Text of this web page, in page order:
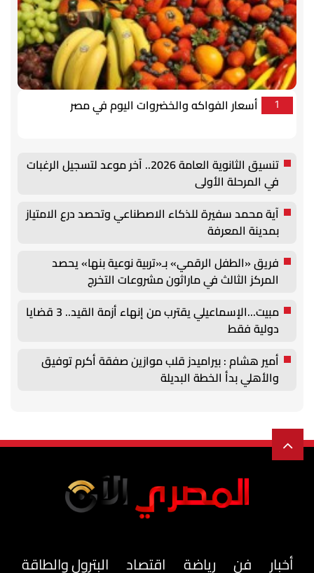
1 أسعار الفواكه والخضروات اليوم في مصر
تنسيق الثانوية العامة 2026.. آخر موعد لتسجيل الرغبات
في المرحلة الأولى
آية محمد سفيرة للذكاء الاصطناعي وتحصد درع الامتياز
بمدينة المعرفة
فريق «الطفل الرقمي» بـ«تربية نوعية بنها» يحصد
المركز الثالث في ماراثون مشروعات التخرج
مبيت...الإسماعيلي يقترب من إنهاء أزمة القيد.. 3 قضايا
دولية فقط
أمير هشام : بيراميدز قلب موازين صفقة أكرم توفيق
والأهلي بدأ الخطة البديلة
أخبار فن رياضة اقتصاد البترول والطاقة